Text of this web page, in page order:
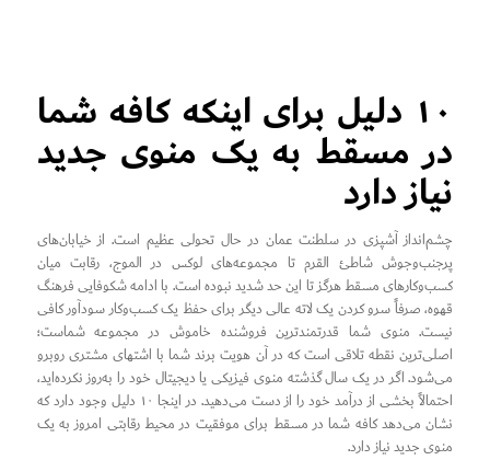
۱۰ دلیل برای اینکه کافه شما
در مسقط به یک منوی جدید
نیاز دارد
چشم‌انداز آشپزی در سلطنت عمان در حال تحولی عظیم است. از خیابان‌های
پرجنب‌وجوش شاطئ القرم تا مجموعه‌های لوکس در الموج، رقابت میان
کسب‌وکارهای مسقط هرگز تا این حد شدید نبوده است. با ادامه شکوفایی فرهنگ
قهوه، صرفاً سرو کردن یک لاته عالی دیگر برای حفظ یک کسب‌وکار سودآور کافی
نیست. منوی شما قدرتمندترین فروشنده خاموش در مجموعه شماست؛
اصلی‌ترین نقطه تلاقی است که در آن هویت برند شما با اشتهای مشتری روبرو
می‌شود. اگر در یک سال گذشته منوی فیزیکی یا دیجیتال خود را به‌روز نکرده‌اید،
احتمالاً بخشی از درآمد خود را از دست می‌دهید. در اینجا ۱۰ دلیل وجود دارد که
نشان می‌دهد کافه شما در مسقط برای موفقیت در محیط رقابتی امروز به یک
منوی جدید نیاز دارد.